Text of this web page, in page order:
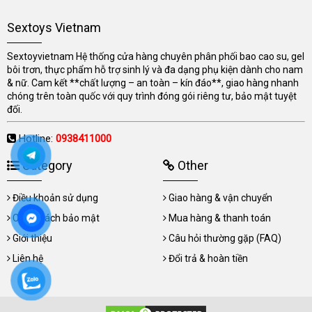
Sextoys Vietnam
Sextoyvietnam Hệ thống cửa hàng chuyên phân phối bao cao su, gel
bôi trơn, thực phẩm hỗ trợ sinh lý và đa dạng phụ kiện dành cho nam
& nữ. Cam kết **chất lượng – an toàn – kín đáo**, giao hàng nhanh
chóng trên toàn quốc với quy trình đóng gói riêng tư, bảo mật tuyệt
đối.
Hotline: 0938411000
Category
Điều khoản sử dụng
Chính sách bảo mật
Giới thiệu
Liên hệ
Other
Giao hàng & vận chuyển
Mua hàng & thanh toán
Câu hỏi thường gặp (FAQ)
Đổi trả & hoàn tiền